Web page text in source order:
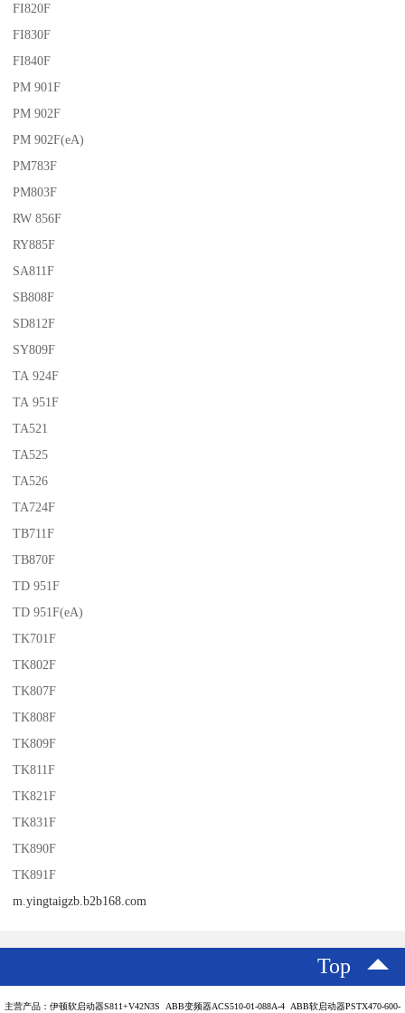
FI820F
FI830F
FI840F
PM 901F
PM 902F
PM 902F(eA)
PM783F
PM803F
RW 856F
RY885F
SA811F
SB808F
SD812F
SY809F
TA 924F
TA 951F
TA521
TA525
TA526
TA724F
TB711F
TB870F
TD 951F
TD 951F(eA)
TK701F
TK802F
TK807F
TK808F
TK809F
TK811F
TK821F
TK831F
TK890F
TK891F
m.yingtaigzb.b2b168.com
Top
主营产品：伊顿软启动器S811+V42N3S ABB变频器ACS510-01-088A-4 ABB软启动器PSTX470-600-